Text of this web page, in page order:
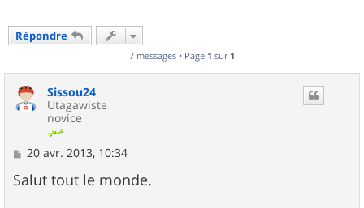
Répondre
7 messages • Page 1 sur 1
Sissou24
Utagawiste
novice
M
s
s
20 avr. 2013, 10:34
Salut tout le monde.